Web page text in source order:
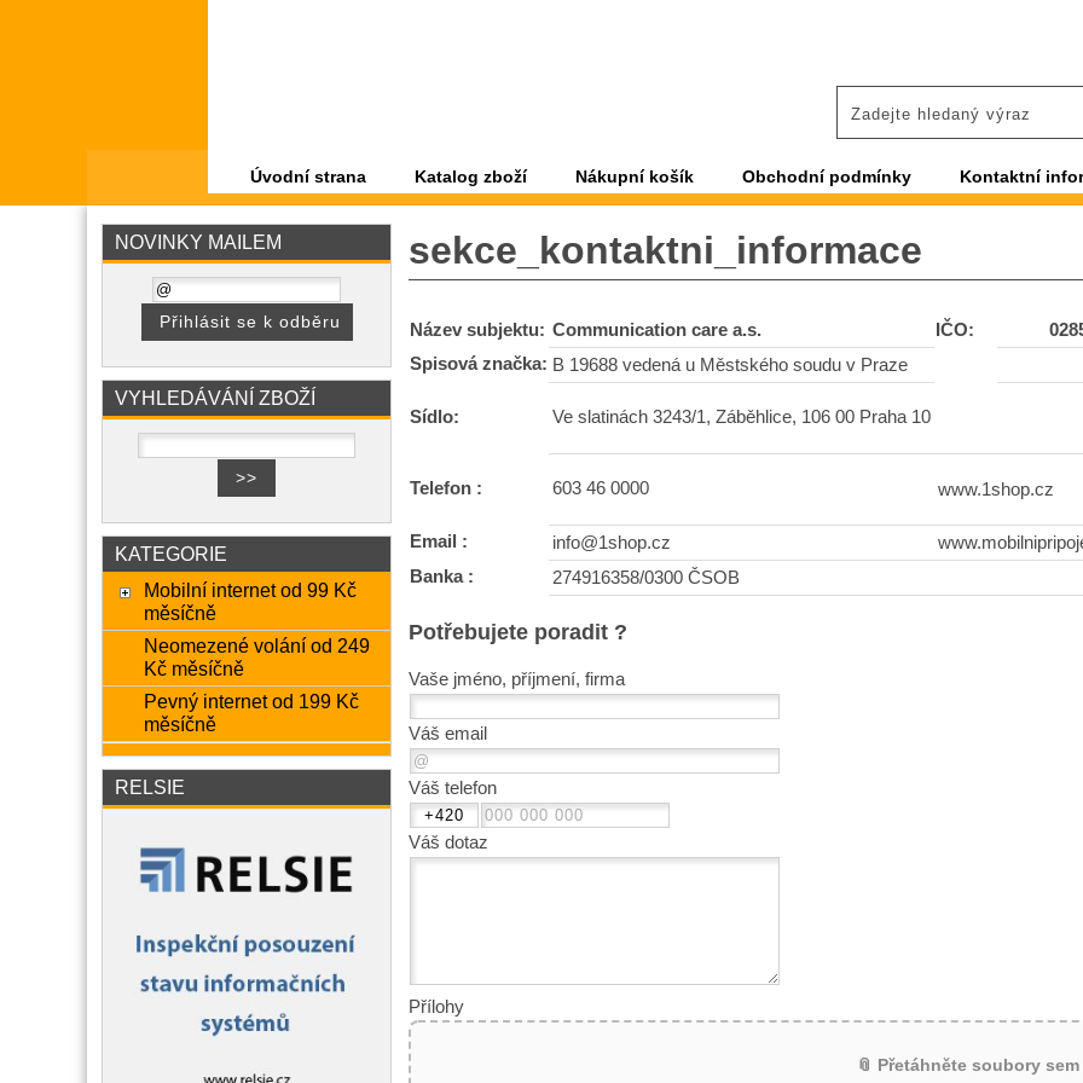
Úvodní strana Katalog zboží Nákupní košík Obchodní podmínky Kontaktní
sekce_kontaktni_informace
Název subjektu: Communication care a.s. IČO:
Spisová značka: B 19688 vedená u Městského soudu v Praze
Sídlo: Ve slatinách 3243/1, Záběhlice, 106 00 Praha 10
Telefon : 603 46 0000 www.1shop.cz
Email : info@1shop.cz
Banka :
274916358/0300 ČSOB
Potřebujete poradit ?
Vaše jméno, příjmení, firma
Váš email
Váš telefon
Váš dotaz
Přílohy
📎 Přetáhněte soubory sem
NOVINKY MAILEM
VYHLEDÁVÁNÍ ZBOŽÍ
KATEGORIE
Mobilní internet od 99 Kč
měsíčně
Neomezené volání od 249
Kč měsíčně
Pevný internet od 199 Kč
měsíčně
RELSIE